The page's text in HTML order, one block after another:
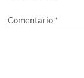
Comentario *